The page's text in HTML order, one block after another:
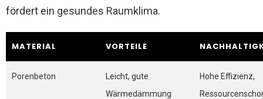
fördert ein gesundes Raumklima.
MATERIAL VORTEILE
Porenbeton
Leicht, gute
Wärmedämmung
Hohe Effizienz,